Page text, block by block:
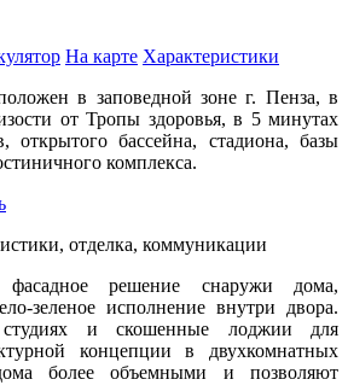
На карте Характеристики
в заповедной зоне г. Пенза, в
от Тропы здоровья, в 5 минутах
открытого бассейна, стадиона, базы
комплекса.
отделка, коммуникации
фасадное решение снаружи дома,
зеленое исполнение внутри двора.
и скошенные лоджии для
концепции в двухкомнатных
более объемными и позволяют